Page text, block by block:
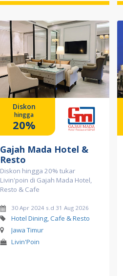
Diskon
hingga
20%
Gajah Mada Hotel &
Resto
Diskon hingga 20% tukar
Livin'poin di Gajah Mada Hotel,
Resto & Cafe
30 Apr 2024 s.d 31 Aug 2026
Hotel Dining, Cafe & Resto
Jawa Timur
Livin'Poin